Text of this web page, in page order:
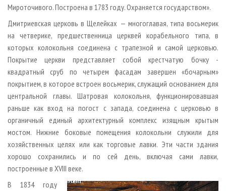
Мироточивого. Построена в 1783 году. Охраняется государством».
Дмитриевская церковь в Щелейках — многоглавая, типа восьмерик
на четверике, предшественница церквей корабельного типа, в
которых колокольня соединена с трапезной и самой церковью.
Покрытие церкви представляет собой крестчатую бочку -
квадратный сруб по четырем фасадам завершен «бочарным»
покрытием, в которое встроен восьмерик, служащий основанием для
центральной главы. Шатровая колокольня, функционировавшая
раньше как вход на погост с запада, соединена с церковью в
органичный единый архитектурный комплекс изящным крытым
мостом. Нижние боковые помещения колокольни служили для
хозяйственных целях или как торговые лавки. Эти части здания
хорошо сохранились и по сей день, включая сами лавки,
построенные в XVIII веке.
В 1834 году